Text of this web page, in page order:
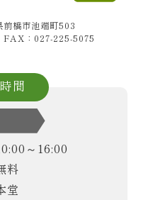
橋市池端町503
：027-225-5075
間
～16:00
料
堂